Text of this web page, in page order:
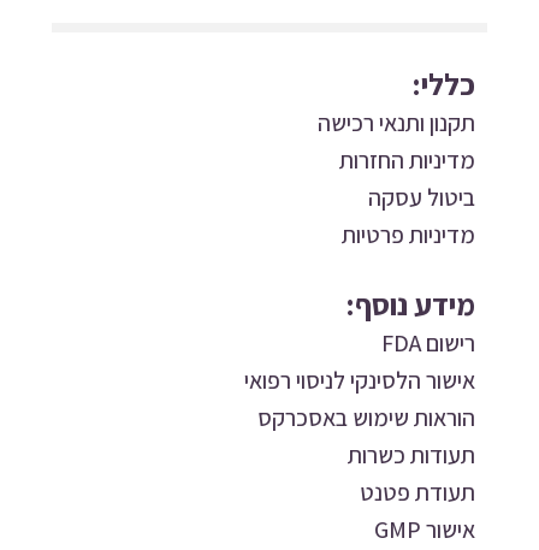
כללי:
תקנון ותנאי רכישה
מדיניות החזרות
ביטול עסקה
מדיניות פרטיות
מידע נוסף:
רישום FDA
אישור הלסינקי לניסוי רפואי
הוראות שימוש באסכרקס
תעודות כשרות
תעודת פטנט
אישור GMP